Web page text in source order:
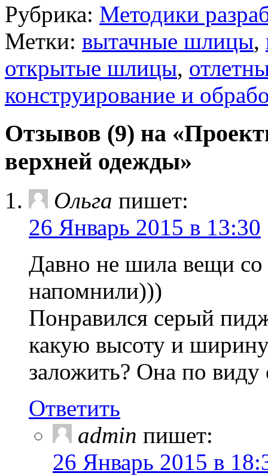
Рубрика: Методики
Метки: вытачные шлицы,
открытые шлицы,
конструирование и
Отзывов (9) на
верхней одежды»
Ольга пишет:
26 Январь 2015 в 13:30
Давно не шила вещи
напомнили)))
Понравился серый
какую высоту и
заложить? Она по виду
Ответить
admin пишет:
26 Январь 2015 в